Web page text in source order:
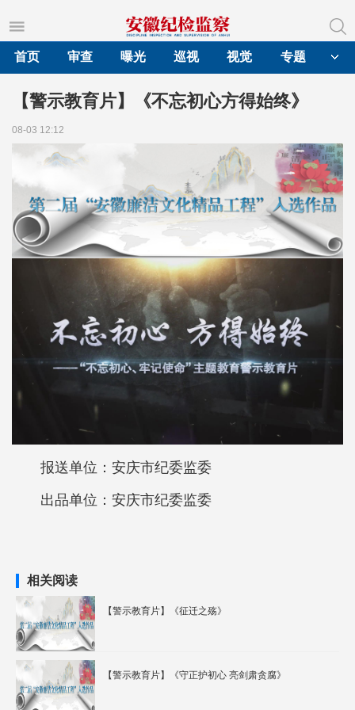
首页
审查 曝光 巡视 视觉 专题
【警示教育片】《不忘初心方得始终》
08-03 12:12
报送单位：安庆市纪委监委
出品单位：安庆市纪委监委
相关阅读
【警示教育片】《征迁之殇》
【警示教育片】《守正护初心 亮剑肃贪腐》